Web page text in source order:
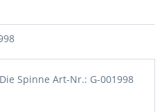
Spinne Art-Nr.: G-001998